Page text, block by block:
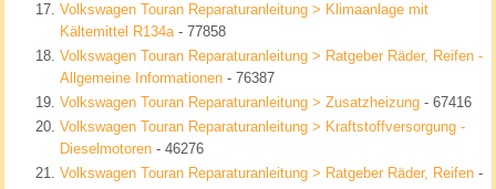
Volkswagen Touran Reparaturanleitung > Klimaanlage mit
Kältemittel R134a- 77858
Volkswagen Touran Reparaturanleitung > Ratgeber Räder, Reifen -
Allgemeine Informationen - 76387
Volkswagen Touran Reparaturanleitung > Zusatzheizung - 67416
Volkswagen Touran Reparaturanleitung > Kraftstoffversorgung -
Dieselmotoren - 46276
Volkswagen Touran Reparaturanleitung > Ratgeber Räder, Reifen -